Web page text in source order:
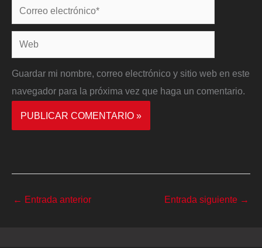
Correo
electrónico*
Web
Guardar mi nombre, correo electrónico y sitio web en este
navegador para la próxima vez que haga un comentario.
← Entrada anterior Entrada siguiente →